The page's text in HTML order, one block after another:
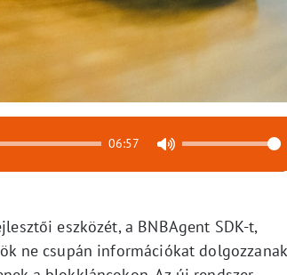
06:57
eszközét, a BNBAgent SDK-t,
ne csupán információkat dolgozzanak